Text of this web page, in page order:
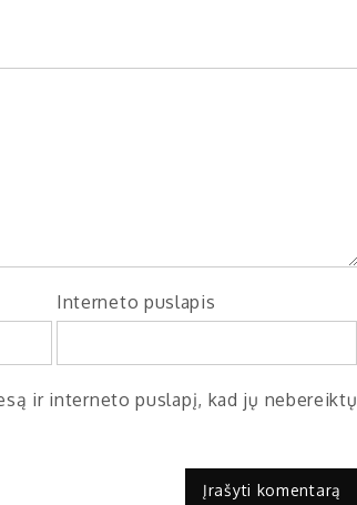
Interneto puslapis
ir interneto puslapį, kad jų nebereiktų